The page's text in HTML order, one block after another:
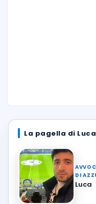
La pagella di
DI
Luca